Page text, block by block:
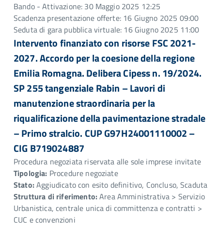
Bando - Attivazione: 30 Maggio 2025 12:25
Scadenza presentazione offerte: 16 Giugno 2025 09:00
Seduta di gara pubblica virtuale: 16 Giugno 2025 11:00
Intervento finanziato con risorse FSC 2021-
2027. Accordo per la coesione della regione
Emilia Romagna. Delibera Cipess n. 19/2024.
SP 255 tangenziale Rabin – Lavori di
manutenzione straordinaria per la
riqualificazione della pavimentazione stradale
– Primo stralcio. CUP G97H24001110002 –
CIG B719024887
Procedura negoziata riservata alle sole imprese invitate
Tipologia: Procedure negoziate
Stato:Aggiudicato con esito definitivo, Concluso, Scaduta
Struttura di riferimento:Area Amministrativa > Servizio
Urbanistica, centrale unica di committenza e contratti >
CUC e convenzioni